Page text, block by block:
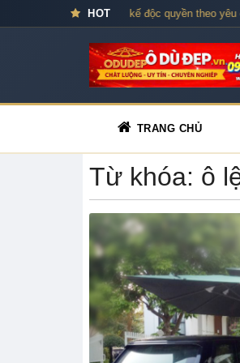
HOT
Ô dù cao cấp – Thiết kế độc quyền theo yêu
TRANG CHỦ
Từ khóa: ô